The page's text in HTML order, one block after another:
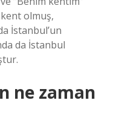
olmuş,
İstanbul’un
da İstanbul
ne zaman